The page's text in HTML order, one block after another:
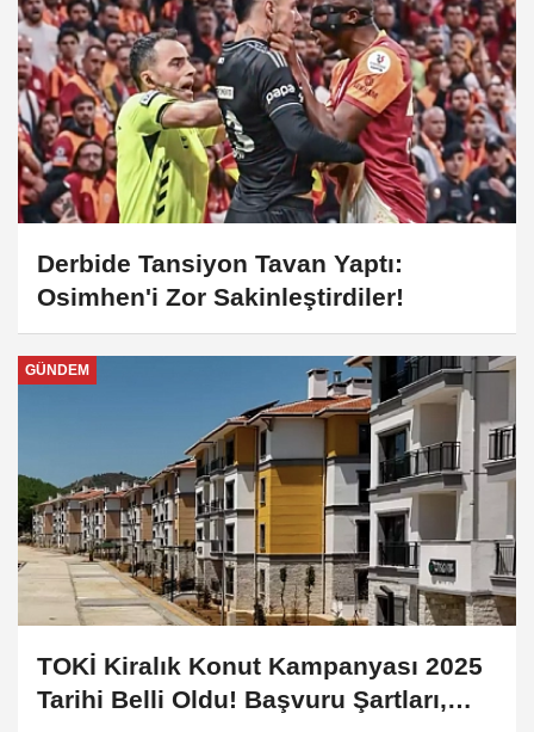
Derbide Tansiyon Tavan Yaptı:
Osimhen'i Zor Sakinleştirdiler!
GÜNDEM
TOKİ Kiralık Konut Kampanyası 2025
Tarihi Belli Oldu! Başvuru Şartları,